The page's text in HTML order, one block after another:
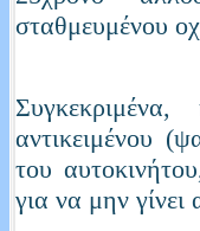
σταθμευμένου
αντικειμένου
του
για να μην